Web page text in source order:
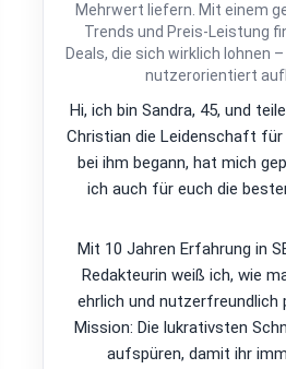
Mehrwert liefern. Mit einem
Trends und Preis-Leistung
Deals, die sich wirklich lohnen
nutzerorientiert
Hi, ich bin Sandra, 45, und
Christian die Leidenschaft für
bei ihm begann, hat mich
ich auch für euch die
Mit 10 Jahren Erfahrung in
Redakteurin weiß ich, wie
ehrlich und nutzerfreundlich
Mission: Die lukrativsten
aufspüren, damit ihr